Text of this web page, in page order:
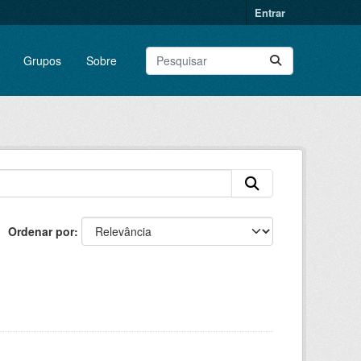
Entrar
Grupos Sobre
Ordenar por